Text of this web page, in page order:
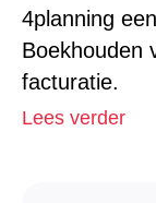
4planning
Boekhouden
facturatie.
Lees verder